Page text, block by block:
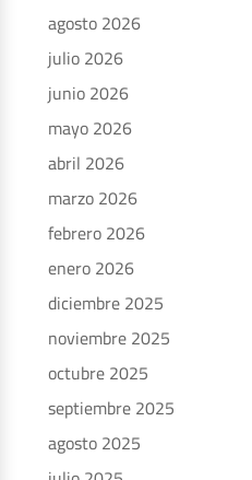
agosto 2026
julio 2026
junio 2026
mayo 2026
abril 2026
marzo 2026
febrero 2026
enero 2026
diciembre 2025
noviembre 2025
octubre 2025
septiembre 2025
agosto 2025